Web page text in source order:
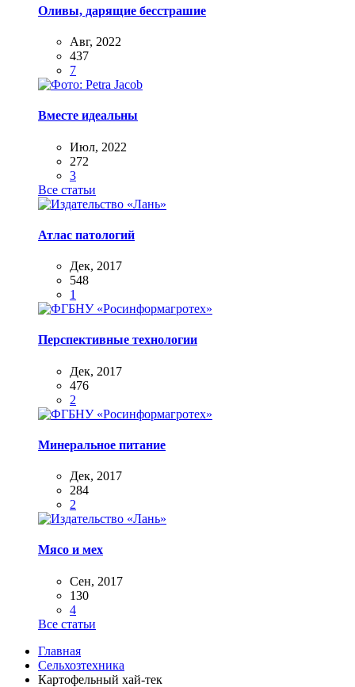
Оливы, дарящие бесстрашие
Авг, 2022
437
7
Вместе идеальны
Июл, 2022
272
3
Все статьи
Атлас патологий
Дек, 2017
548
1
Перспективные технологии
Дек, 2017
476
2
Минеральное питание
Дек, 2017
284
2
Мясо и мех
Сен, 2017
130
4
Все статьи
Главная
Сельхозтехника
Картофельный хай-тек